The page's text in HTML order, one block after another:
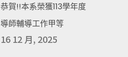
恭賀!!本系榮獲113學年度
導師輔導工作甲等
16 12 月, 2025